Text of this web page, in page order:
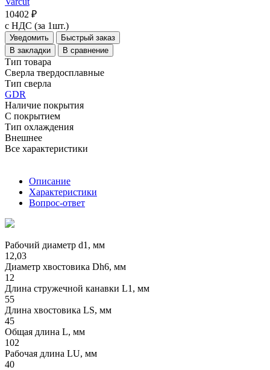
10402 ₽
с НДС (за 1шт.)
Уведомить
Быстрый заказ
В закладки
В сравнение
Тип товара
Сверла твердосплавные
Тип сверла
GDR
Наличие покрытия
С покрытием
Тип охлаждения
Внешнее
Все характеристики
Описание
Характеристики
Вопрос-ответ
Рабочий диаметр d1, мм
12,03
Диаметр хвостовика Dh6, мм
12
Длина стружечной канавки L1, мм
55
Длина хвостовика LS, мм
45
Общая длина L, мм
102
Рабочая длина LU, мм
40